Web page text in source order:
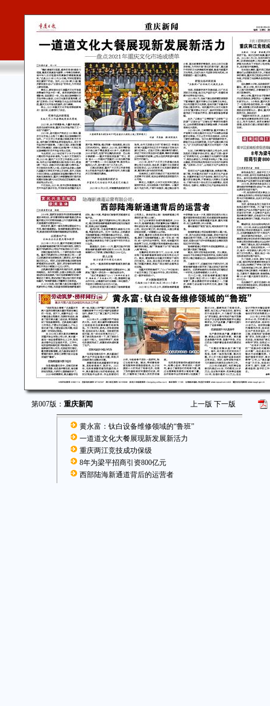
第007版： 重庆新闻 上一版 下一版
黄永富：钛白设备维修领域的“鲁班”
一道道文化大餐展现新发展新活力
重庆两江竞技成功保级
8年为梁平招商引资800亿元
西部陆海新通道背后的运营者